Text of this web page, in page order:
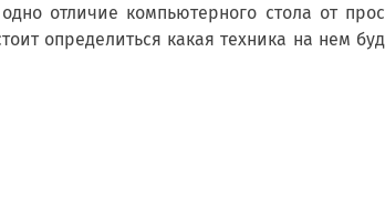
отличие компьютерного стола от
определиться какая техника на нем